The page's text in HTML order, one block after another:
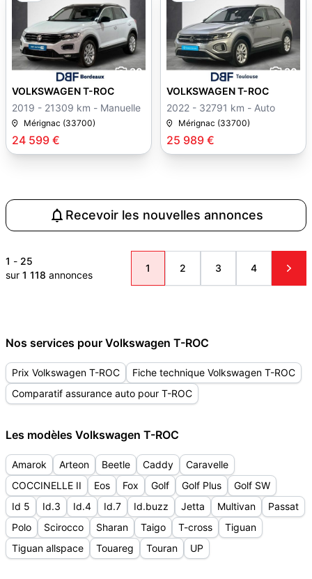
30
24 599 €
VOLKSWAGEN T-ROC
2019 - 21309 km - Manuelle
Mérignac (33700)
30
25 989 €
VOLKSWAGEN T-ROC
2022 - 32791 km - Auto
Mérignac (33700)
Recevoir les nouvelles annonces
1 - 25
sur 1 118 annonces
1 2 3 4
Nos services pour Volkswagen T-ROC
Prix Volkswagen T-ROC
Fiche technique Volkswagen T-ROC
Comparatif assurance auto pour T-ROC
Les modèles Volkswagen T-ROC
Amarok Arteon Beetle Caddy
Caravelle
COCCINELLE II
Eos Fox Golf Golf Plus
Golf SW
Id 5
Id.3 Id.4 Id.7 Id.buzz Jetta Multivan
Passat
Polo
Scirocco Sharan Taigo T-cross
Tiguan
Tiguan allspace
Touareg Touran UP